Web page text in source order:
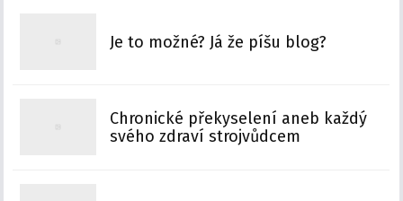
Je to možné? Já že píšu blog?
Chronické překyselení aneb každý
svého zdraví strojvůdcem